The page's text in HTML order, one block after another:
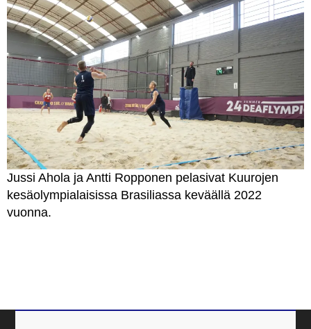
Jussi Ahola ja Antti Ropponen pelasivat Kuurojen
kesäolympialaisissa Brasiliassa keväällä 2022
vuonna.